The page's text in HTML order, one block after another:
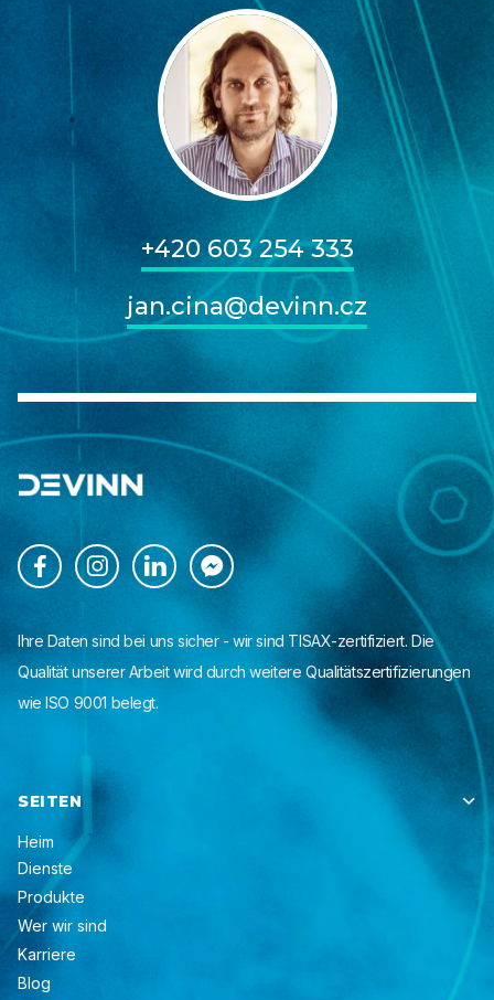
+420 603 254 333
jan.cina@devinn.cz
   
Ihre Daten sind bei uns sicher - wir sind TISAX-zertifiziert. Die
Qualität unserer Arbeit wird durch weitere Qualitätszertifizierungen
wie ISO 9001 belegt.
SEITEN 
Heim
Dienste
Produkte
Wer wir sind
Karriere
Blog